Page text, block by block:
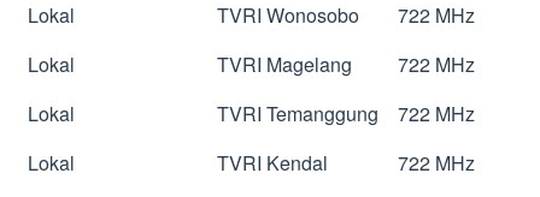
Lokal
TVRI Wonosobo
722 MHz
Lokal
TVRI Magelang
722 MHz
Lokal
TVRI Temanggung
722 MHz
Lokal
TVRI Kendal
722 MHz